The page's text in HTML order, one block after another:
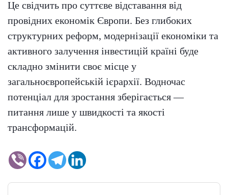
Це свідчить про суттєве відставання від
провідних економік Європи. Без глибоких
структурних реформ, модернізації економіки та
активного залучення інвестицій країні буде
складно змінити своє місце у
загальноєвропейській ієрархії. Водночас
потенціал для зростання зберігається —
питання лише у швидкості та якості
трансформацій.